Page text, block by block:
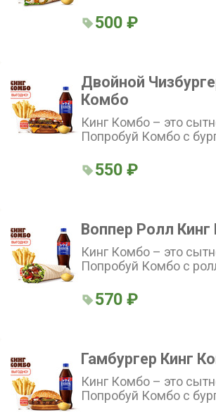
соусом на выбор по
500 ₽
Двойной
Комбо
Кинг Комбо – это
Попробуй Комбо с
соусом на выбор по
550 ₽
Воппер Ролл
Кинг Комбо – это
Попробуй Комбо с
соусом на выбор по
570 ₽
Гамбургер Кинг
Кинг Комбо – это
Попробуй Комбо с